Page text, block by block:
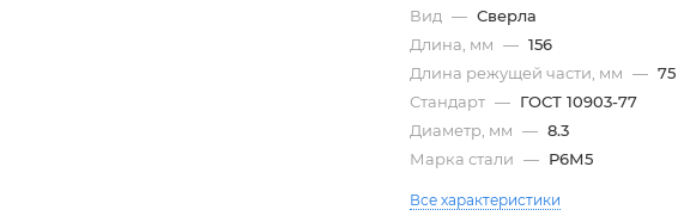
Вид — Сверла
Длина, мм — 156
Длина режущей части, мм — 75
Стандарт — ГОСТ 10903-77
Диаметр, мм — 8.3
Марка стали — Р6М5
Все характеристики